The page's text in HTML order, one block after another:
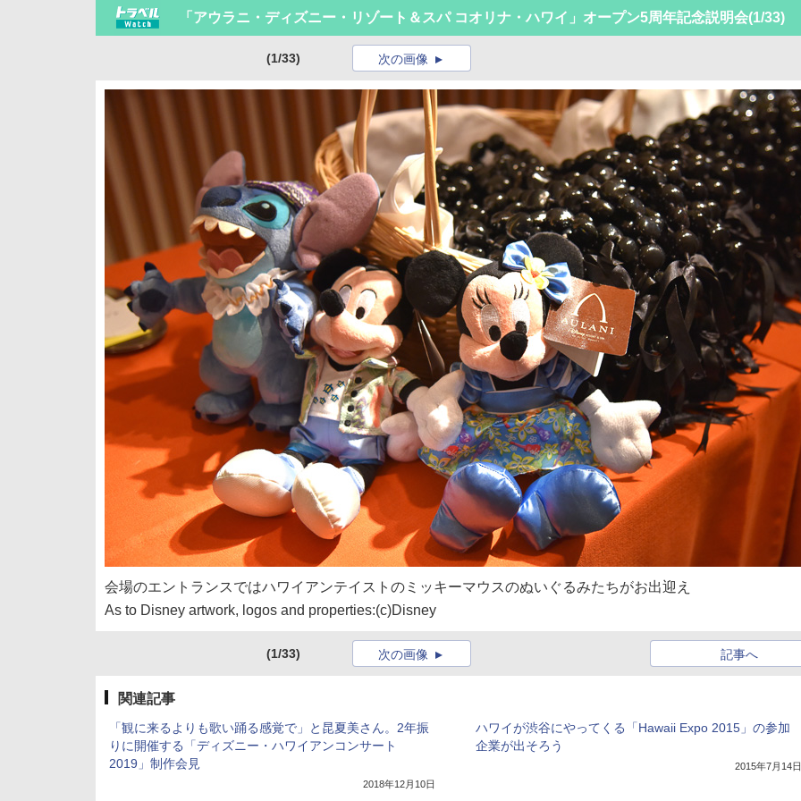
「アウラニ・ディズニー・リゾート＆スパ コオリナ・ハワイ」オープン5周年記念説明会(1/33)
(1/33) 次の画像
会場のエントランスではハワイアンテイストのミッキーマウスのぬいぐるみたちがお出迎え
As to Disney artwork, logos and properties:(c)Disney
(1/33) 記事へ
次の画像
関連記事
「観に来るよりも歌い踊る感覚で」と昆夏美さん。2年振
りに開催する「ディズニー・ハワイアンコンサート
2019」制作会見
2018年12月10日
ハワイが渋谷にやってくる「Hawaii Expo 2015」の参加
企業が出そろう
2015年7月14日